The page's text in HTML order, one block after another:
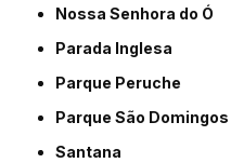
Nossa Senhora do Ó
Parada Inglesa
Parque Peruche
Parque São Domingos
Santana